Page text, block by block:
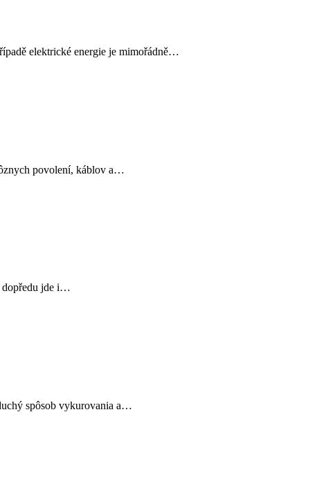
elektrické energie je mimořádně…
povolení, káblov a…
dopředu jde i…
spôsob vykurovania a…